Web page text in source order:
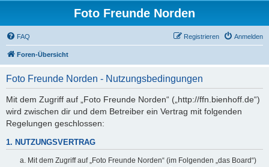
Foto Freunde Norden
FAQ Anmelden
Registrieren
Foren-Übersicht
Foto Freunde Norden - Nutzungsbedingungen
Mit dem Zugriff auf „Foto Freunde Norden“ („http://ffn.bienhoff.de“)
wird zwischen dir und dem Betreiber ein Vertrag mit folgenden
Regelungen geschlossen:
1. NUTZUNGSVERTRAG
Mit dem Zugriff auf „Foto Freunde Norden“ (im Folgenden „das Board“)